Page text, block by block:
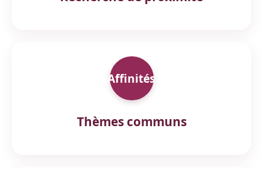
Affinités
Thèmes communs